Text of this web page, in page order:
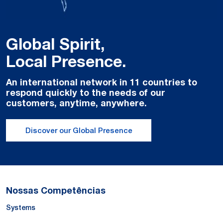
Global Spirit,
Local Presence.
An international network in 11 countries to
respond quickly to the needs of our
customers, anytime, anywhere.
Discover our Global Presence
Nossas Competências
Systems